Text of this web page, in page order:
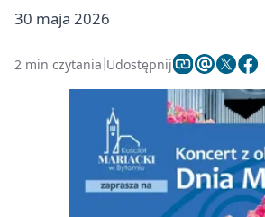
30 maja 2026
2 min czytania Udostępnij